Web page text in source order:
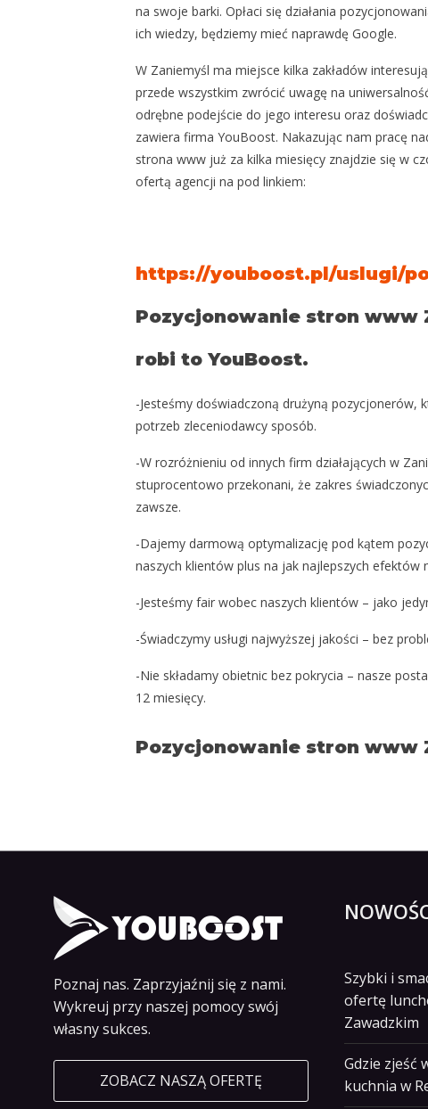
na swoje barki. Opłaci się działania
ich wiedzy, będziemy mieć naprawdę Google.
W Zaniemyśl ma miejsce kilka zakładów
przede wszystkim zwrócić uwagę na
odrębne podejście do jego interesu oraz
zawiera firma YouBoost. Nakazując nam pracę
strona www już za kilka miesięcy znajdzie się w
ofertą agencji na pod linkiem:
https://youboost.pl/uslugi/
Pozycjonowanie stron www
robi to YouBoost.
-Jesteśmy doświadczoną drużyną pozycjonerów,
potrzeb zleceniodawcy sposób.
-W rozróżnieniu od innych firm działających w
stuprocentowo przekonani, że zakres
zawsze.
-Dajemy darmową optymalizację pod kątem
naszych klientów plus na jak najlepszych efektów
-Jesteśmy fair wobec naszych klientów – jako
-Świadczymy usługi najwyższej jakości – bez
-Nie składamy obietnic bez pokrycia – nasze
12 miesięcy.
Pozycjonowanie stron www
Poznaj nas. Zaprzyjaźnij się z nami.
Wykreuj przy naszej pomocy swój
własny sukces.
ZOBACZ NASZĄ OFERTĘ
Szybki i
ofertę
Zawadzkim
Gdzie zjeść
kuchnia w